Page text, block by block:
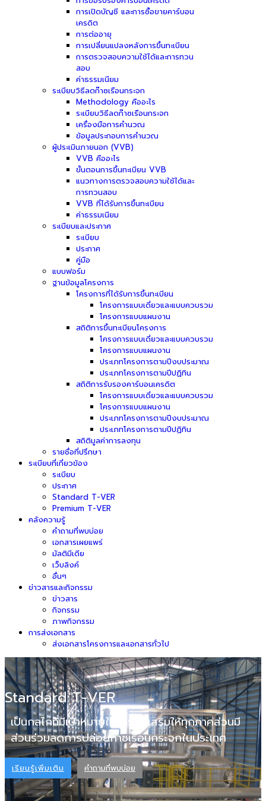
การเปิดบัญชี และการซื้อขายคาร์บอน
เครดิต
การต่ออายุ
การเปลี่ยนแปลงหลังการขึ้นทะเบียน
การตรวจสอบความใช้ได้และการทวน
สอบ
ค่าธรรมเนียม
ระเบียบวิธีลดก๊าซเรือนกระจก
Methodology คืออะไร
ระเบียบวิธีลดก๊าซเรือนกระจก
เครื่องมือการคำนวณ
ข้อมูลประกอบการคำนวณ
ผู้ประเมินภายนอก (VVB)
VVB คืออะไร
ขั้นตอนการขึ้นทะเบียน VVB
แนวทางการตรวจสอบความใช้ได้และ
การทวนสอบ
VVB ที่ได้รับการขึ้นทะเบียน
ค่าธรรมเนียม
ระเบียบและประกาศ
ระเบียบ
ประกาศ
คู่มือ
แบบฟอร์ม
ฐานข้อมูลโครงการ
โครงการที่ได้รับการขึ้นทะเบียน
โครงการแบบเดี่ยวและแบบควบรวม
โครงการแบบแผนงาน
สถิติการขึ้นทะเบียนโครงการ
โครงการแบบเดี่ยวและแบบควบรวม
โครงการแบบแผนงาน
ประเภทโครงการตามปีงบประมาณ
ประเภทโครงการตามปีปฏิทิน
สถิติการรับรองคาร์บอนเครดิต
โครงการแบบเดี่ยวและแบบควบรวม
โครงการแบบแผนงาน
ประเภทโครงการตามปีงบประมาณ
ประเภทโครงการตามปีปฏิทิน
สถิติมูลค่าการลงทุน
รายชื่อที่ปรึกษา
ระเบียบที่เกี่ยวข้อง
ระเบียบ
ประกาศ
Standard T-VER
Premium T-VER
คลังความรู้
คำถามที่พบบ่อย
เอกสารเผยแพร่
มัลติมีเดีย
เว็บลิงค์
อื่นๆ
ข่าวสารและกิจกรรม
ข่าวสาร
กิจกรรม
ภาพกิจกรรม
การส่งเอกสาร
ส่งเอกสารโครงการและเอกสารทั่วไป
Standard T-VER
เป็นกลไกที่มีเป้าหมายในการส่งเสริมให้ทุกภาคส่วนมี
ส่วนร่วมลดการปล่อยก๊าซเรือนกระจกในประเทศ
เรียนรู้เพิ่มเติม คำถามที่พบบ่อย